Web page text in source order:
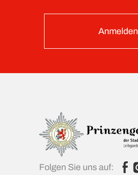
Anmelden
Folgen Sie uns auf: